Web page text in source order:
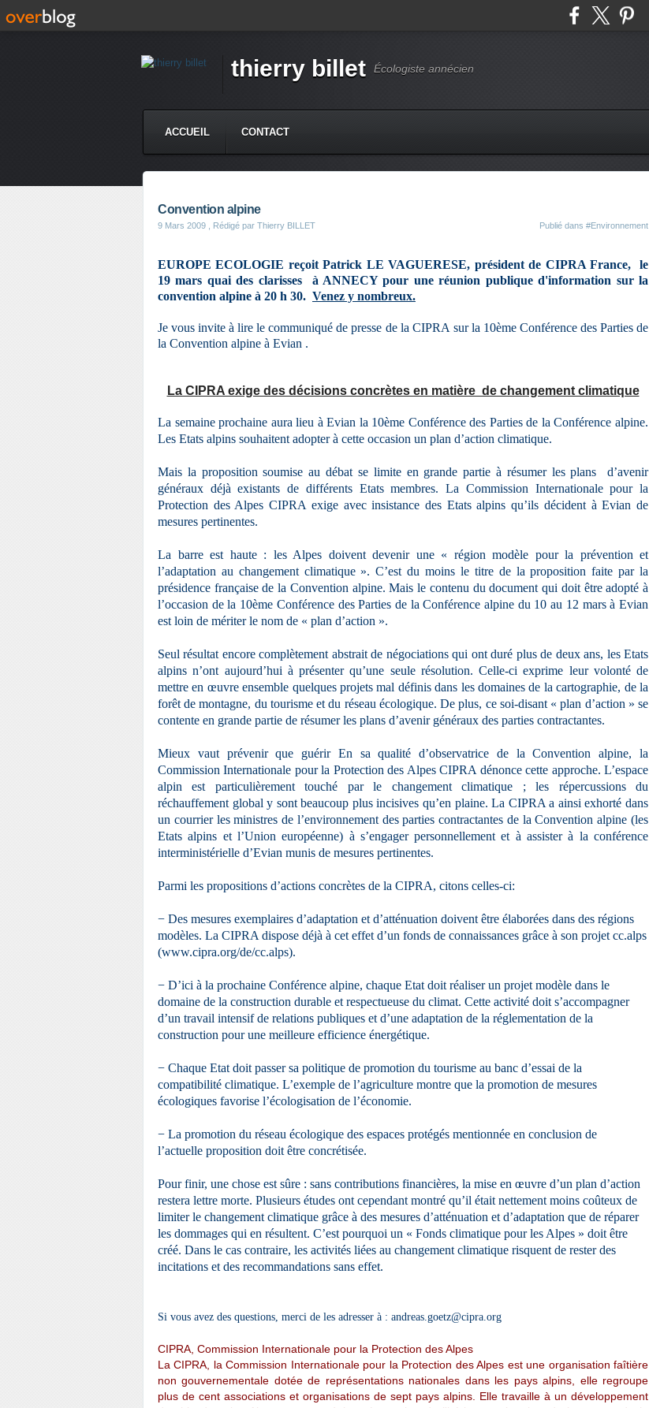
thierry billet Écologiste annécien
ACCUEIL CONTACT
Convention alpine
9 Mars 2009 , Rédigé par Thierry BILLET Publié dans #Environnement
EUROPE ECOLOGIE reçoit Patrick LE VAGUERESE, président de CIPRA France, le
19 mars quai des clarisses à ANNECY pour une réunion publique d'information sur la
convention alpine à 20 h 30. Venez y nombreux.
Je vous invite à lire le communiqué de presse de la CIPRA sur la 10ème Conférence des Parties de
la Convention alpine à Evian .
La CIPRA exige des décisions concrètes en matière de changement climatique
La semaine prochaine aura lieu à Evian la 10ème Conférence des Parties de la Conférence alpine.
Les Etats alpins souhaitent adopter à cette occasion un plan d’action climatique.
Mais la proposition soumise au débat se limite en grande partie à résumer les plans d’avenir
généraux déjà existants de différents Etats membres. La Commission Internationale pour la
Protection des Alpes CIPRA exige avec insistance des Etats alpins qu’ils décident à Evian de
mesures pertinentes.
La barre est haute : les Alpes doivent devenir une « région modèle pour la prévention et
l’adaptation au changement climatique ». C’est du moins le titre de la proposition faite par la
présidence française de la Convention alpine. Mais le contenu du document qui doit être adopté à
l’occasion de la 10ème Conférence des Parties de la Conférence alpine du 10 au 12 mars à Evian
est loin de mériter le nom de « plan d’action ».
Seul résultat encore complètement abstrait de négociations qui ont duré plus de deux ans, les Etats
alpins n’ont aujourd’hui à présenter qu’une seule résolution. Celle-ci exprime leur volonté de
mettre en œuvre ensemble quelques projets mal définis dans les domaines de la cartographie, de la
forêt de montagne, du tourisme et du réseau écologique. De plus, ce soi-disant « plan d’action » se
contente en grande partie de résumer les plans d’avenir généraux des parties contractantes.
Mieux vaut prévenir que guérir En sa qualité d’observatrice de la Convention alpine, la
Commission Internationale pour la Protection des Alpes CIPRA dénonce cette approche. L’espace
alpin est particulièrement touché par le changement climatique ; les répercussions du
réchauffement global y sont beaucoup plus incisives qu’en plaine. La CIPRA a ainsi exhorté dans
un courrier les ministres de l’environnement des parties contractantes de la Convention alpine (les
Etats alpins et l’Union européenne) à s’engager personnellement et à assister à la conférence
interministérielle d’Evian munis de mesures pertinentes.
Parmi les propositions d’actions concrètes de la CIPRA, citons celles-ci:
− Des mesures exemplaires d’adaptation et d’atténuation doivent être élaborées dans des régions
modèles. La CIPRA dispose déjà à cet effet d’un fonds de connaissances grâce à son projet cc.alps
(www.cipra.org/de/cc.alps).
− D’ici à la prochaine Conférence alpine, chaque Etat doit réaliser un projet modèle dans le
domaine de la construction durable et respectueuse du climat. Cette activité doit s’accompagner
d’un travail intensif de relations publiques et d’une adaptation de la réglementation de la
construction pour une meilleure efficience énergétique.
− Chaque Etat doit passer sa politique de promotion du tourisme au banc d’essai de la
compatibilité climatique. L’exemple de l’agriculture montre que la promotion de mesures
écologiques favorise l’écologisation de l’économie.
− La promotion du réseau écologique des espaces protégés mentionnée en conclusion de
l’actuelle proposition doit être concrétisée.
Pour finir, une chose est sûre : sans contributions financières, la mise en œuvre d’un plan d’action
restera lettre morte. Plusieurs études ont cependant montré qu’il était nettement moins coûteux de
limiter le changement climatique grâce à des mesures d’atténuation et d’adaptation que de réparer
les dommages qui en résultent. C’est pourquoi un « Fonds climatique pour les Alpes » doit être
créé. Dans le cas contraire, les activités liées au changement climatique risquent de rester des
incitations et des recommandations sans effet.
Si vous avez des questions, merci de les adresser à : andreas.goetz@cipra.org
CIPRA, Commission Internationale pour la Protection des Alpes
La CIPRA, la Commission Internationale pour la Protection des Alpes est une organisation faîtière
non gouvernementale dotée de représentations nationales dans les pays alpins, elle regroupe
plus de cent associations et organisations de sept pays alpins. Elle travaille à un développement